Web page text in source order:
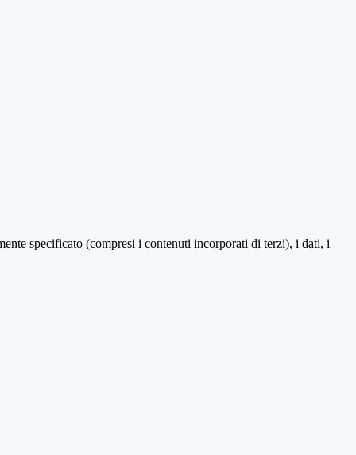
specificato (compresi i contenuti incorporati di terzi), i dati, i